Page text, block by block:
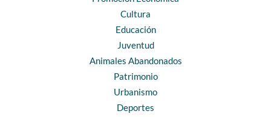
Cultura
Educación
Juventud
Animales Abandonados
Patrimonio
Urbanismo
Deportes